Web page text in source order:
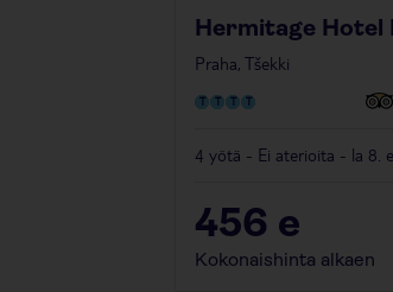
Hermitage Hotel
Praha, Tšekki
4 yötä - Ei aterioita - la 8.
456 e
Kokonaishinta alkaen